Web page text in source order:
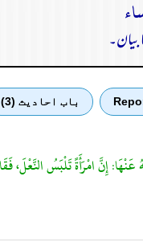
باب احادیث (3)
عَنْهَا: إِنَّ امْرَأَةً تَلْبَسُ النَّعْلَ،